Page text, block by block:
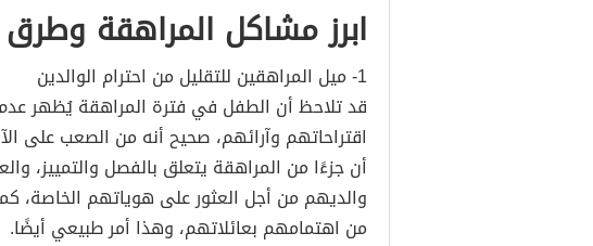
ابرز مشاكل المراهقة
1- ميل المراهقين للتقليل من احترام الوالدين
قد تلاحظ أن الطفل في فترة المراهقة يُظهر عدم
اقتراحاتهم وآرائهم، صحيح أنه من الصعب على
أن جزءًا من المراهقة يتعلق بالفصل والتمييز،
والديهم من أجل العثور على هوياتهم الخاصة،
من اهتمامهم بعائلاتهم، وهذا أمر طبيعي أيضًا.